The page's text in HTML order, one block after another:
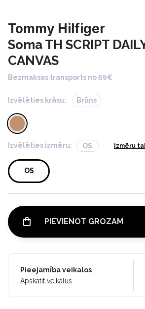
Tommy Hilfiger
Soma TH SCRIPT
CANVAS
Bezmaksas transports no 69€
Izvēlēties krāsu: Brūns
Izvēlēties izmēru: OS Izmēru
OS
PIEVIENOT GROZAM
Pieejamība veikalos
Apskatīt veikalus